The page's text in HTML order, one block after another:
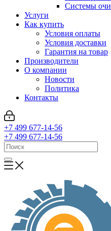
Системы
Услуги
Как купить
Условия оплаты
Условия доставки
Гарантия на товар
Производители
О компании
Новости
Политика
Контакты
+7 499 677-14-56
+7 499 677-14-56